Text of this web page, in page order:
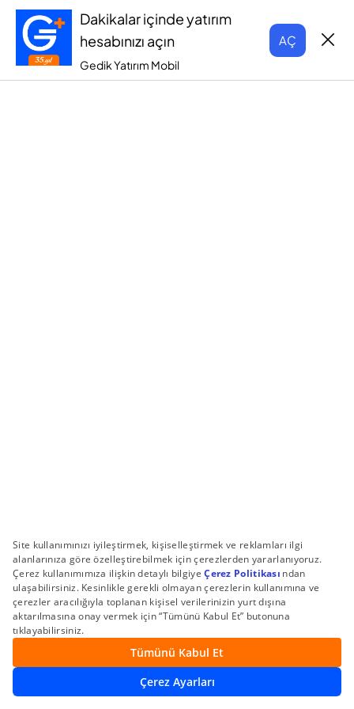
Dakikalar içinde yatırım
hesabınızı açın
Gedik Yatırım Mobil
AÇ